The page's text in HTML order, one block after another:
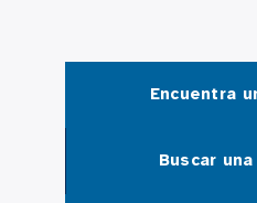
Encuentra
Buscar